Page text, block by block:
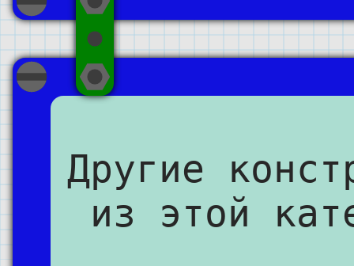
Другие
из этой